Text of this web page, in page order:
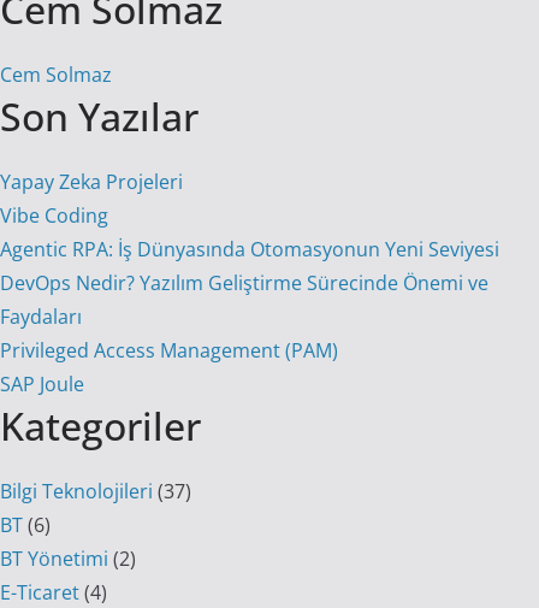
Cem Solmaz
Son Yazılar
Yapay Zeka Projeleri
Vibe Coding
Agentic RPA: İş Dünyasında Otomasyonun Yeni Seviyesi
DevOps Nedir? Yazılım Geliştirme Sürecinde Önemi ve
Faydaları
Privileged Access Management (PAM)
SAP Joule
Kategoriler
Bilgi Teknolojileri (37)
BT(6)
BT Yönetimi (2)
E-Ticaret(4)